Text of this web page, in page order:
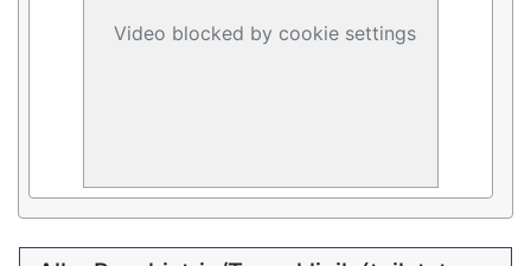
Video blocked by cookie settings